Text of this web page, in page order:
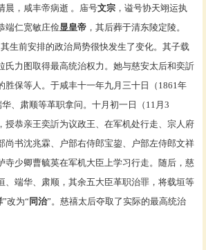
晨，咸丰帝病逝 。庙号文宗 ，谥号协天翊运执
端仁宽敏庄俭显皇帝 ，其后葬于清东陵定陵。
生前安排的政治局势很快发生了变化。其子载
氏力图取得最高统治权力。她与慈安太后和奕訢
胜保等人。于咸丰十一年九月三十日（1861年
华、肃顺等革职拿问。十月初一日（11月3
授恭亲王奕訢为议政王、在军机处行走、宗人府
尚书沈兆霖、户部右侍郎宝鋆、户部左侍郎文祥
寺少卿曹毓英在军机大臣上学习行走。随后，慈
、端华、肃顺，其余五大臣革职治罪，将载垣等
”改为“ 同治”。 慈禧太后夺取了实际的最高统治